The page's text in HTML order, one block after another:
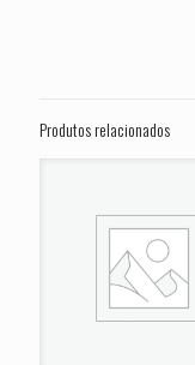
SRAD ANO
obrigatórios são
Sua avaliação
1 de 5
2
Produtos relacionados